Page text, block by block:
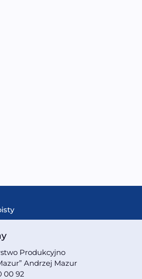
Produkcyjno
Andrzej Mazur
00 92